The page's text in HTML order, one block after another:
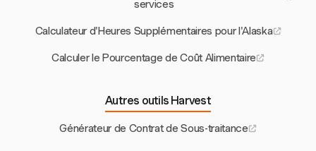
services
Calculateur d'Heures Supplémentaires pour l'Alaska
Calculer le Pourcentage de Coût Alimentaire
Autres outils Harvest
Générateur de Contrat de Sous-traitance